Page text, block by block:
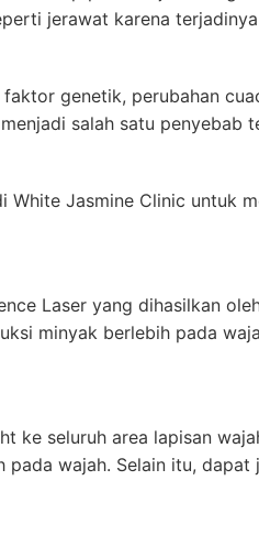
jerawat karena
genetik, perubahan
salah satu penyebab
Jasmine Clinic untuk
Laser yang dihasilkan
minyak berlebih pada
ke seluruh area lapisan
wajah. Selain itu, dapat